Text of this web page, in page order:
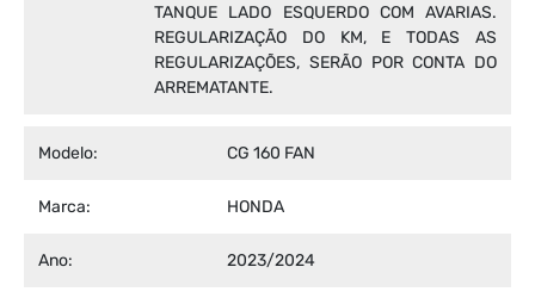
TANQUE LADO ESQUERDO COM AVARIAS.
REGULARIZAÇÃO DO KM, E TODAS AS
REGULARIZAÇÕES, SERÃO POR CONTA DO
ARREMATANTE.
Modelo: CG 160 FAN
Marca: HONDA
Ano: 2023/2024